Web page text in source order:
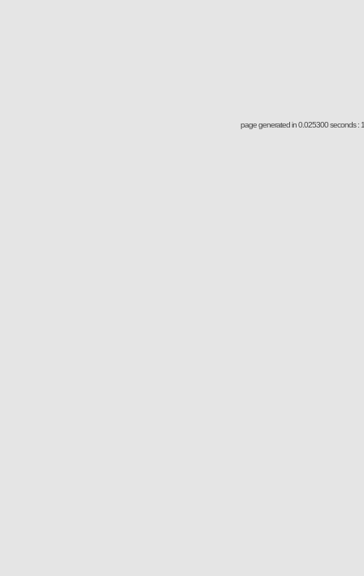
page generated in 0.025300 seconds :